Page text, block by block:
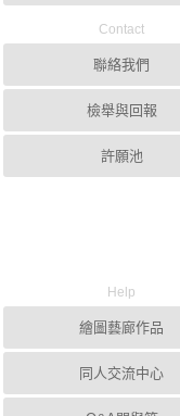
Contact
聯絡我們
檢舉與回報
許願池
Help
繪圖藝廊作品
同人交流中心